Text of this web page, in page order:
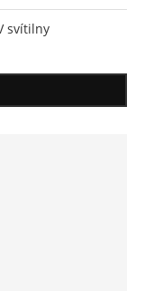
svítilny